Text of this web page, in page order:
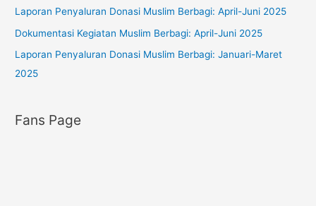
e
s
Laporan Penyaluran Donasi Muslim Berbagi: April-Juni 2025
Dokumentasi Kegiatan Muslim Berbagi: April-Juni 2025
Laporan Penyaluran Donasi Muslim Berbagi: Januari-Maret
2025
Fans Page